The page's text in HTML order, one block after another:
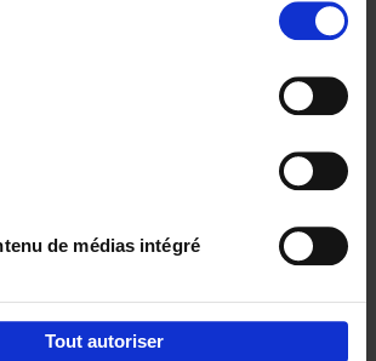
de médias intégré
Tout autoriser
Digital marketing like a PRO -
completely revised edition (EN)